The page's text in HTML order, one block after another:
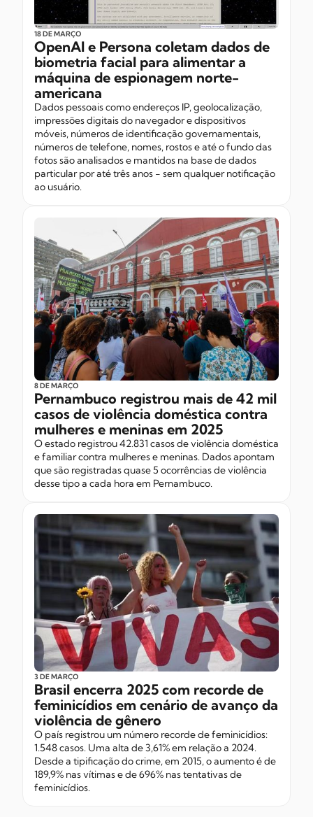
18 DE MARÇO
OpenAI e Persona coletam dados de
biometria facial para alimentar a
máquina de espionagem norte-
americana
Dados pessoais como endereços IP, geolocalização,
impressões digitais do navegador e dispositivos
móveis, números de identificação governamentais,
números de telefone, nomes, rostos e até o fundo das
fotos são analisados e mantidos na base de dados
particular por até três anos - sem qualquer notificação
ao usuário.
8 DE MARÇO
Pernambuco registrou mais de 42 mil
casos de violência doméstica contra
mulheres e meninas em 2025
O estado registrou 42.831 casos de violência doméstica
e familiar contra mulheres e meninas. Dados apontam
que são registradas quase 5 ocorrências de violência
desse tipo a cada hora em Pernambuco.
3 DE MARÇO
Brasil encerra 2025 com recorde de
feminicídios em cenário de avanço da
violência de gênero
O país registrou um número recorde de feminicídios:
1.548 casos. Uma alta de 3,61% em relação a 2024.
Desde a tipificação do crime, em 2015, o aumento é de
189,9% nas vítimas e de 696% nas tentativas de
feminicídios.